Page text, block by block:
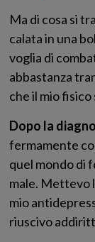
Ma di cosa si
calata in una
voglia di
abbastanza
che il mio
Dopo la
fermamente
quel mondo di
male. Mettevo
mio
riuscivo